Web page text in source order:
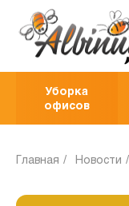
Уборка
офисов
Главная Новости